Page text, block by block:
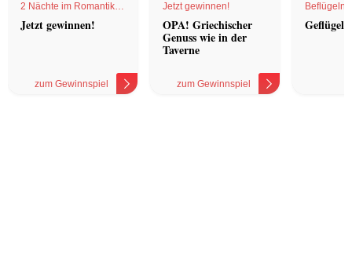
2 Nächte im Romantik
Hotel
Jetzt gewinnen!
zum Gewinnspiel
Jetzt gewinnen!
OPA! Griechischer
Genuss wie in der
Taverne
zum Gewinnspiel
Geflügel